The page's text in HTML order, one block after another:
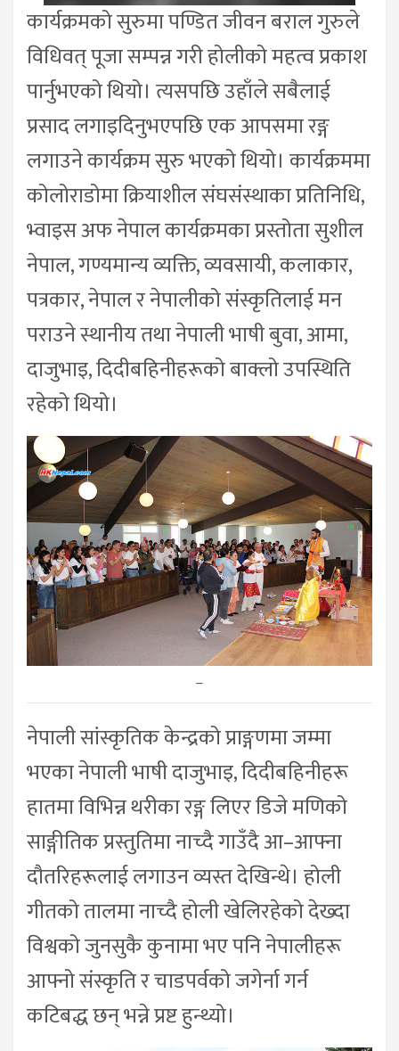
कार्यक्रमको सुरुमा पण्डित जीवन बराल गुरुले
विधिवत् पूजा सम्पन्न गरी होलीको महत्व प्रकाश
पार्नुभएको थियो। त्यसपछि उहाँले सबैलाई
प्रसाद लगाइदिनुभएपछि एक आपसमा रङ्ग
लगाउने कार्यक्रम सुरु भएको थियो। कार्यक्रममा
कोलोराडोमा क्रियाशील संघसंस्थाका प्रतिनिधि,
भ्वाइस अफ नेपाल कार्यक्रमका प्रस्तोता सुशील
नेपाल, गण्यमान्य व्यक्ति, व्यवसायी, कलाकार,
पत्रकार, नेपाल र नेपालीको संस्कृतिलाई मन
पराउने स्थानीय तथा नेपाली भाषी बुवा, आमा,
दाजुभाइ, दिदीबहिनीहरूको बाक्लो उपस्थिति
रहेको थियो।
–
नेपाली सांस्कृतिक केन्द्रको प्राङ्गणमा जम्मा
भएका नेपाली भाषी दाजुभाइ, दिदीबहिनीहरू
हातमा विभिन्न थरीका रङ्ग लिएर डिजे मणिको
साङ्गीतिक प्रस्तुतिमा नाच्दै गाउँदै आ–आफ्ना
दौतरिहरूलाई लगाउन व्यस्त देखिन्थे। होली
गीतको तालमा नाच्दै होली खेलिरहेको देख्दा
विश्वको जुनसुकै कुनामा भए पनि नेपालीहरू
आफ्नो संस्कृति र चाडपर्वको जगेर्ना गर्न
कटिबद्ध छन् भन्ने प्रष्ट हुन्थ्यो।